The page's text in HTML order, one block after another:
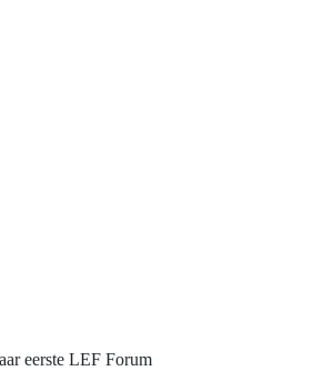
eerste LEF Forum